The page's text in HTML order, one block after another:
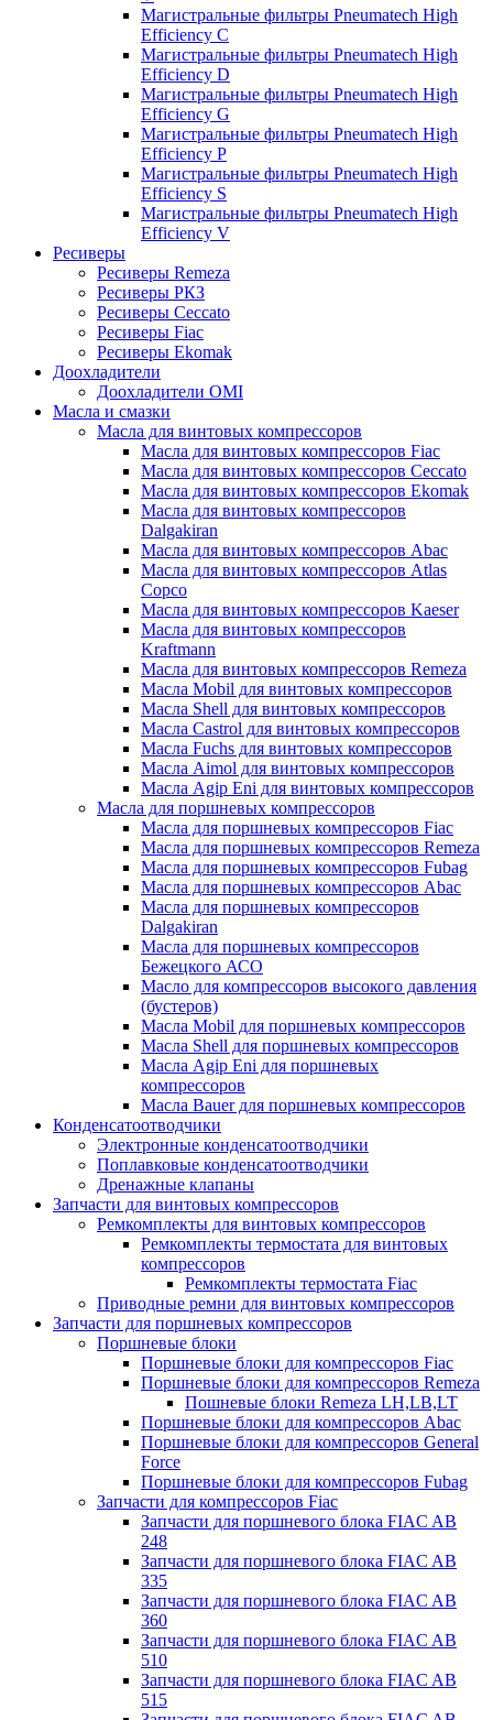
Магистральные фильтры Pneumatech High
Efficiency C
Магистральные фильтры Pneumatech High
Efficiency D
Магистральные фильтры Pneumatech High
Efficiency G
Магистральные фильтры Pneumatech High
Efficiency P
Магистральные фильтры Pneumatech High
Efficiency S
Магистральные фильтры Pneumatech High
Efficiency V
Ресиверы
Ресиверы Remeza
Ресиверы РКЗ
Ресиверы Ceccato
Ресиверы Fiac
Ресиверы Ekomak
Доохладители
Доохладители OMI
Масла и смазки
Масла для винтовых компрессоров
Масла для винтовых компрессоров Fiac
Масла для винтовых компрессоров Ceccato
Масла для винтовых компрессоров Ekomak
Масла для винтовых компрессоров
Dalgakiran
Масла для винтовых компрессоров Abac
Масла для винтовых компрессоров Atlas
Copco
Масла для винтовых компрессоров Kaeser
Масла для винтовых компрессоров
Kraftmann
Масла для винтовых компрессоров Remeza
Масла Mobil для винтовых компрессоров
Масла Shell для винтовых компрессоров
Масла Castrol для винтовых компрессоров
Масла Fuchs для винтовых компрессоров
Масла Aimol для винтовых компрессоров
Масла Agip Eni для винтовых компрессоров
Масла для поршневых компрессоров
Масла для поршневых компрессоров Fiac
Масла для поршневых компрессоров Remeza
Масла для поршневых компрессоров Fubag
Масла для поршневых компрессоров Abac
Масла для поршневых компрессоров
Dalgakiran
Масла для поршневых компрессоров
Бежецкого АСО
Масло для компрессоров высокого давления
(бустеров)
Масла Mobil для поршневых компрессоров
Масла Shell для поршневых компрессоров
Масла Agip Eni для поршневых
компрессоров
Масла Bauer для поршневых компрессоров
Конденсатоотводчики
Электронные конденсатоотводчики
Поплавковые конденсатоотводчики
Дренажные клапаны
Запчасти для винтовых компрессоров
Ремкомплекты для винтовых компрессоров
Ремкомплекты термостата для винтовых
компрессоров
Ремкомплекты термостата Fiac
Приводные ремни для винтовых компрессоров
Запчасти для поршневых компрессоров
Поршневые блоки
Поршневые блоки для компрессоров Fiac
Поршневые блоки для компрессоров Remeza
Пошневые блоки Remeza LH,LB,LT
Поршневые блоки для компрессоров Abac
Поршневые блоки для компрессоров General
Force
Поршневые блоки для компрессоров Fubag
Запчасти для компрессоров Fiac
Запчасти для поршневого блока FIAC AB
248
Запчасти для поршневого блока FIAC AB
335
Запчасти для поршневого блока FIAC AB
360
Запчасти для поршневого блока FIAC AB
510
Запчасти для поршневого блока FIAC AB
515